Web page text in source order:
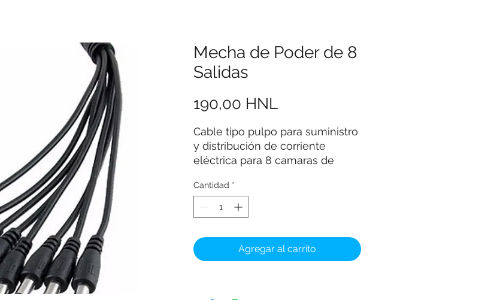
Mecha de Poder de 8
Salidas
190,00 HNL
Cable tipo pulpo para suministro
y distribución de corriente
eléctrica para 8 camaras de
energía. Tiene 8 conectores
machos de 2.1mm para las
camaras y un conector hembra
Principales Características:
Pulpo de 8 Machos
Cantidad *
Agregar al carrito